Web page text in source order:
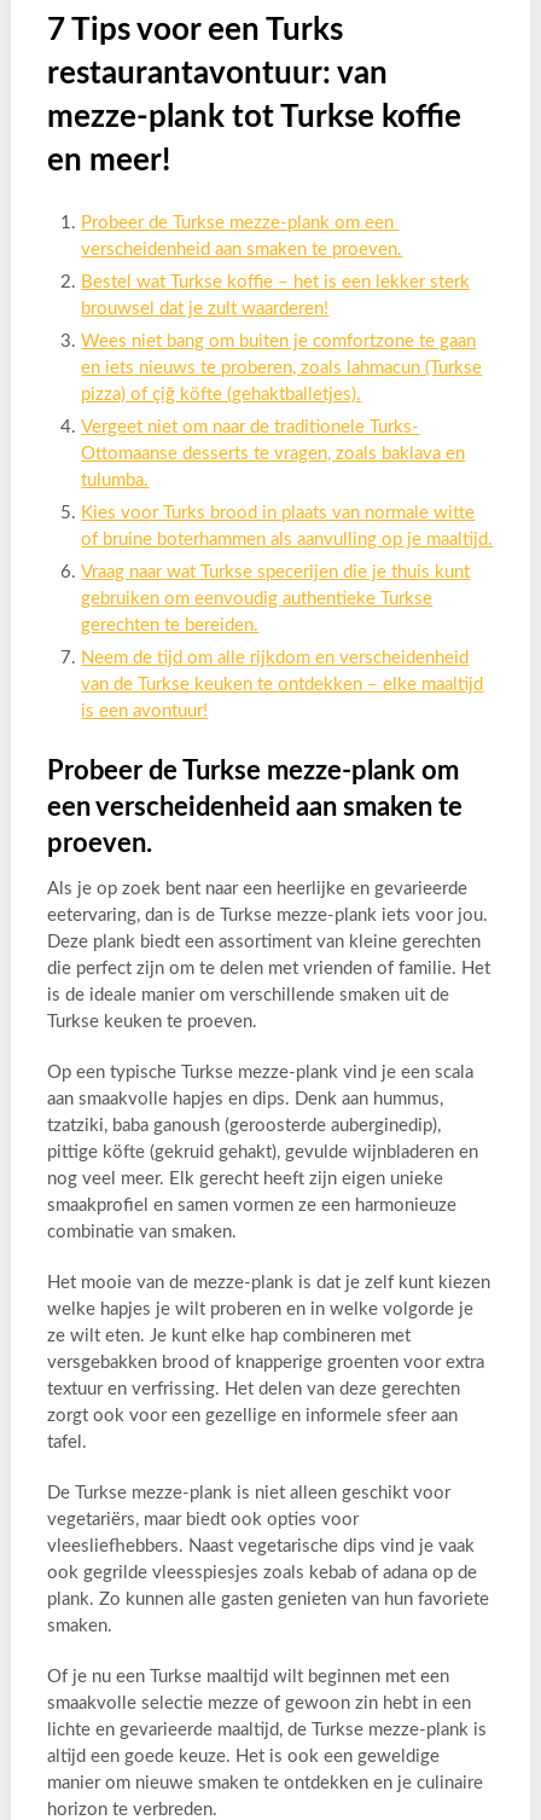
7 Tips voor een Turks
restaurantavontuur: van
mezze-plank tot Turkse koffie
en meer!
Probeer de Turkse mezze-plank om een ​​
verscheidenheid aan smaken te proeven.
Bestel wat Turkse koffie – het is een lekker sterk
brouwsel dat je zult waarderen!
Wees niet bang om buiten je comfortzone te gaan
en iets nieuws te proberen, zoals lahmacun (Turkse
pizza) of çiğ köfte (gehaktballetjes).
Vergeet niet om naar de traditionele Turks-
Ottomaanse desserts te vragen, zoals baklava en
tulumba.
Kies voor Turks brood in plaats van normale witte
of bruine boterhammen als aanvulling op je maaltijd.
Vraag naar wat Turkse specerijen die je thuis kunt
gebruiken om eenvoudig authentieke Turkse
gerechten te bereiden.
Neem de tijd om alle rijkdom en verscheidenheid
van de Turkse keuken te ontdekken – elke maaltijd
is een avontuur!
Probeer de Turkse mezze-plank om
een ​​verscheidenheid aan smaken te
proeven.
Als je op zoek bent naar een heerlijke en gevarieerde
eetervaring, dan is de Turkse mezze-plank iets voor jou.
Deze plank biedt een assortiment van kleine gerechten
die perfect zijn om te delen met vrienden of familie. Het
is de ideale manier om verschillende smaken uit de
Turkse keuken te proeven.
Op een typische Turkse mezze-plank vind je een scala
aan smaakvolle hapjes en dips. Denk aan hummus,
tzatziki, baba ganoush (geroosterde auberginedip),
pittige köfte (gekruid gehakt), gevulde wijnbladeren en
nog veel meer. Elk gerecht heeft zijn eigen unieke
smaakprofiel en samen vormen ze een harmonieuze
combinatie van smaken.
Het mooie van de mezze-plank is dat je zelf kunt kiezen
welke hapjes je wilt proberen en in welke volgorde je
ze wilt eten. Je kunt elke hap combineren met
versgebakken brood of knapperige groenten voor extra
textuur en verfrissing. Het delen van deze gerechten
zorgt ook voor een gezellige en informele sfeer aan
tafel.
De Turkse mezze-plank is niet alleen geschikt voor
vegetariërs, maar biedt ook opties voor
vleesliefhebbers. Naast vegetarische dips vind je vaak
ook gegrilde vleesspiesjes zoals kebab of adana op de
plank. Zo kunnen alle gasten genieten van hun favoriete
smaken.
Of je nu een Turkse maaltijd wilt beginnen met een
smaakvolle selectie mezze of gewoon zin hebt in een
lichte en gevarieerde maaltijd, de Turkse mezze-plank is
altijd een goede keuze. Het is ook een geweldige
manier om nieuwe smaken te ontdekken en je culinaire
horizon te verbreden.